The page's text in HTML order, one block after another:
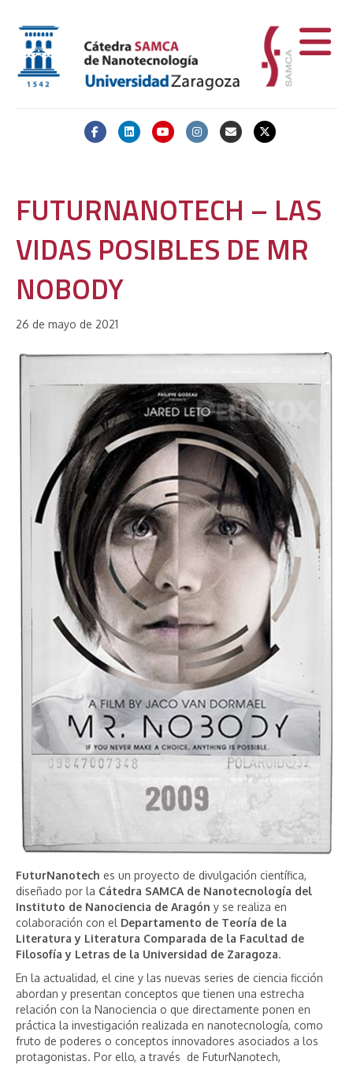
FacebookLinkedinYoutubeInstagramEmail X-twitter
FUTURNANOTECH – LAS
VIDAS POSIBLES DE MR
NOBODY
26 de mayo de 2021
FuturNanotech es un proyecto de divulgación científica,
diseñado por la Cátedra SAMCA de Nanotecnología del
Instituto de Nanociencia de Aragón y se realiza en
colaboración con el Departamento de Teoría de la
Literatura y Literatura Comparada de la Facultad de
Filosofía y Letras de la Universidad de Zaragoza.
En la actualidad, el cine y las nuevas series de ciencia ficción
abordan y presentan conceptos que tienen una estrecha
relación con la Nanociencia o que directamente ponen en
práctica la investigación realizada en nanotecnología, como
fruto de poderes o conceptos innovadores asociados a los
protagonistas. Por ello, a través de FuturNanotech,